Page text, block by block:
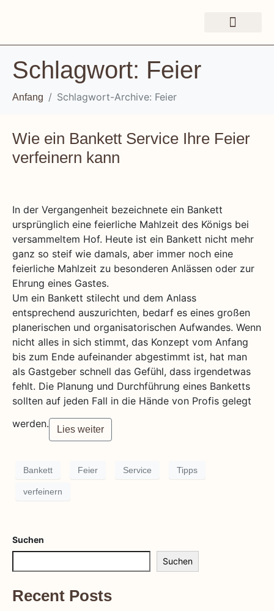
Schlagwort: Feier
Anfang Schlagwort-Archive: Feier
Wie ein Bankett Service Ihre Feier
verfeinern kann
In der Vergangenheit bezeichnete ein Bankett
ursprünglich eine feierliche Mahlzeit des Königs bei
versammeltem Hof. Heute ist ein Bankett nicht mehr
ganz so steif wie damals, aber immer noch eine
feierliche Mahlzeit zu besonderen Anlässen oder zur
Ehrung eines Gastes.
Um ein Bankett stilecht und dem Anlass
entsprechend auszurichten, bedarf es eines großen
planerischen und organisatorischen Aufwandes. Wenn
nicht alles in sich stimmt, das Konzept vom Anfang
bis zum Ende aufeinander abgestimmt ist, hat man
als Gastgeber schnell das Gefühl, dass irgendetwas
fehlt. Die Planung und Durchführung eines Banketts
sollten auf jeden Fall in die Hände von Profis gelegt
werden.
Lies weiter
Bankett Feier Service Tipps
verfeinern
Suchen
Suchen
Recent Posts